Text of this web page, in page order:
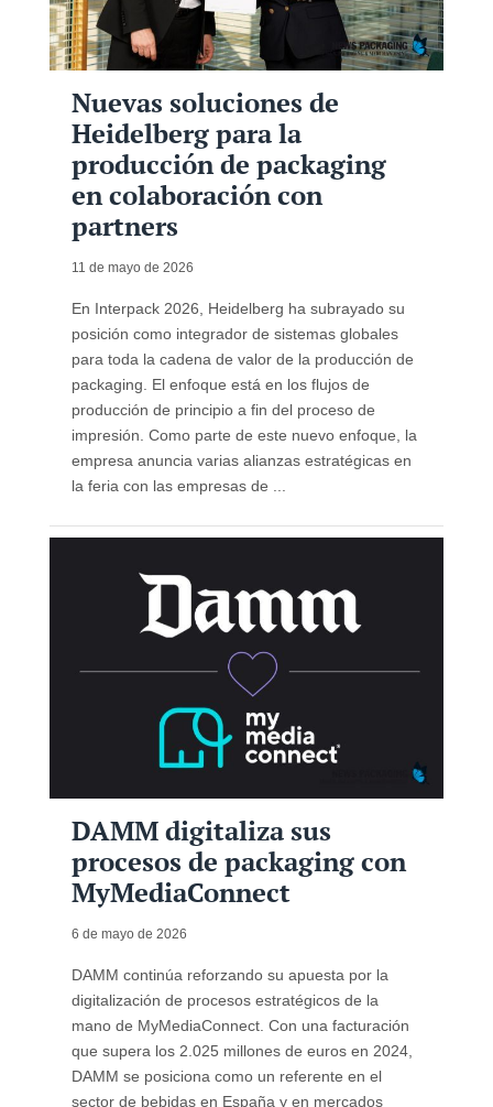
Nuevas soluciones de
Heidelberg para la
producción de packaging
en colaboración con
partners
11 de mayo de 2026
En Interpack 2026, Heidelberg ha subrayado su
posición como integrador de sistemas globales
para toda la cadena de valor de la producción de
packaging. El enfoque está en los flujos de
producción de principio a fin del proceso de
impresión. Como parte de este nuevo enfoque, la
empresa anuncia varias alianzas estratégicas en
la feria con las empresas de ...
DAMM digitaliza sus
procesos de packaging con
MyMediaConnect
6 de mayo de 2026
DAMM continúa reforzando su apuesta por la
digitalización de procesos estratégicos de la
mano de MyMediaConnect. Con una facturación
que supera los 2.025 millones de euros en 2024,
DAMM se posiciona como un referente en el
sector de bebidas en España y en mercados